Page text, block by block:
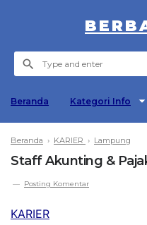
Beranda Kategori Info
Beranda › KARIER › Lampung
Staff Akunting &
Posting Komentar
KARIER